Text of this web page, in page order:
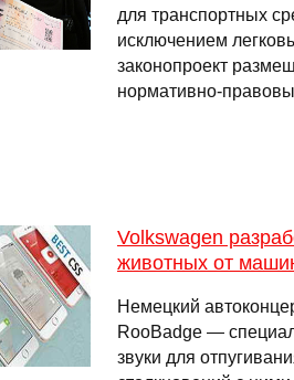
для транспортных
исключением
законопроект
нормативно-
Volkswagen
животных от
Немецкий
RooBadge —
звуки для